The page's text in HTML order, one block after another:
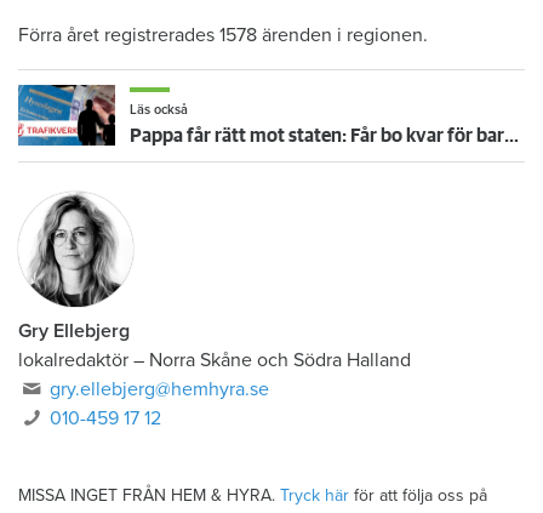
Förra året registrerades 1578 ärenden i regionen.
Läs också
Pappa får rätt mot staten: Får bo kvar för barnets skull trots 29 sena hyror
Gry Ellebjerg
lokalredaktör – Norra Skåne och Södra Halland
gry.ellebjerg@hemhyra.se
010-459 17 12
MISSA INGET FRÅN HEM & HYRA. Tryck här för att följa oss på